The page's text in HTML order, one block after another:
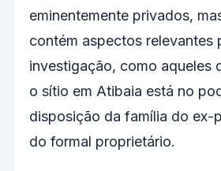
eminentemente privados,
contém aspectos relevantes
investigação, como aqueles
o sítio em Atibaia está no
disposição da família do ex-
do formal proprietário.